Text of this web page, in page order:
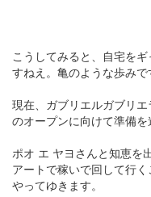
こうしてみると、自宅を
すねえ。亀のような歩みで
現在、ガブリエルガブリ
のオープンに向けて準備を
ポオ エ ヤヨさんと知恵を
アートで稼いで回して行
やってゆきます。